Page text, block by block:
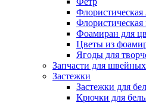
Флористическая
Флористическая
Фоамиран для
Цветы из
Ягоды для
Запчасти для
Застежки
Застежки для
Крючки для